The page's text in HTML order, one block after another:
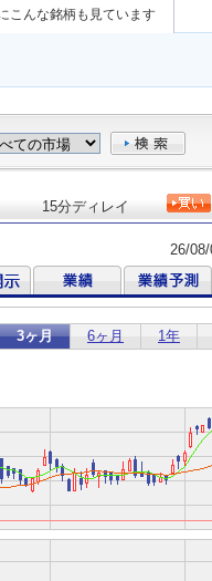
こんな銘柄も見ています